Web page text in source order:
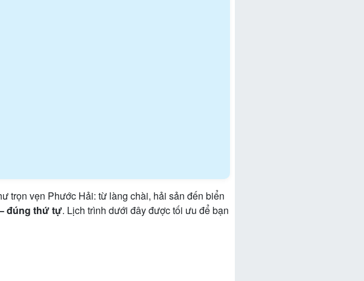
trọn vẹn Phước Hải: từ làng chài, hải sản đến biển
đúng thứ tự. Lịch trình dưới đây được tối ưu để bạn